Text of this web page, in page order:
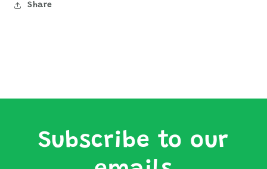
Share
Subscribe to our